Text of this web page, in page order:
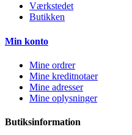
Værkstedet
Butikken
Min konto
Mine ordrer
Mine kreditnotaer
Mine adresser
Mine oplysninger
Butiksinformation